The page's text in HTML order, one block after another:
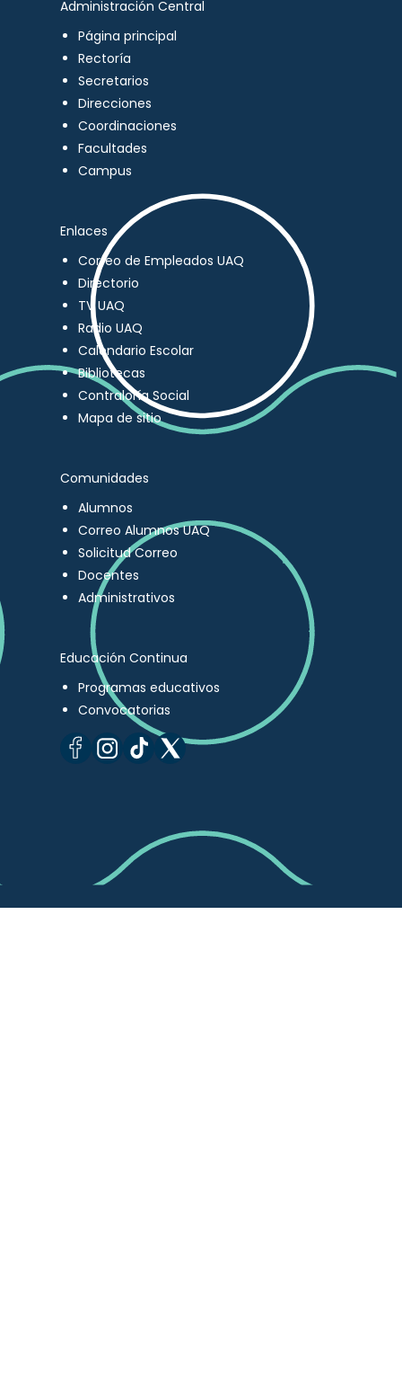
Administración Central
Página principal
Rectoría
Secretarios
Direcciones
Coordinaciones
Facultades
Campus
Enlaces
Correo de Empleados UAQ
Directorio
TV UAQ
Radio UAQ
Calendario Escolar
Bibliotecas
Contraloría Social
Mapa de sitio
Comunidades
Alumnos
Correo Alumnos UAQ
Solicitud Correo
Docentes
Administrativos
Educación Continua
Programas educativos
Convocatorias